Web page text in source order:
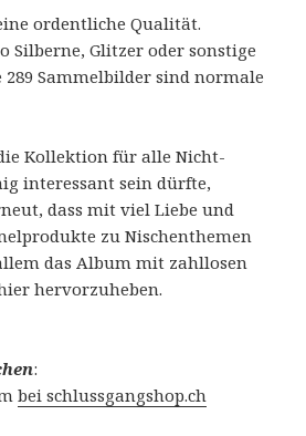
ordentliche Qualität.
Silberne, Glitzer oder sonstige
289 Sammelbilder sind normale
Kollektion für alle Nicht-
interessant sein dürfte,
dass mit viel Liebe und
zu Nischenthemen
das Album mit zahllosen
hervorzuheben.
:
bei schlussgangshop.ch